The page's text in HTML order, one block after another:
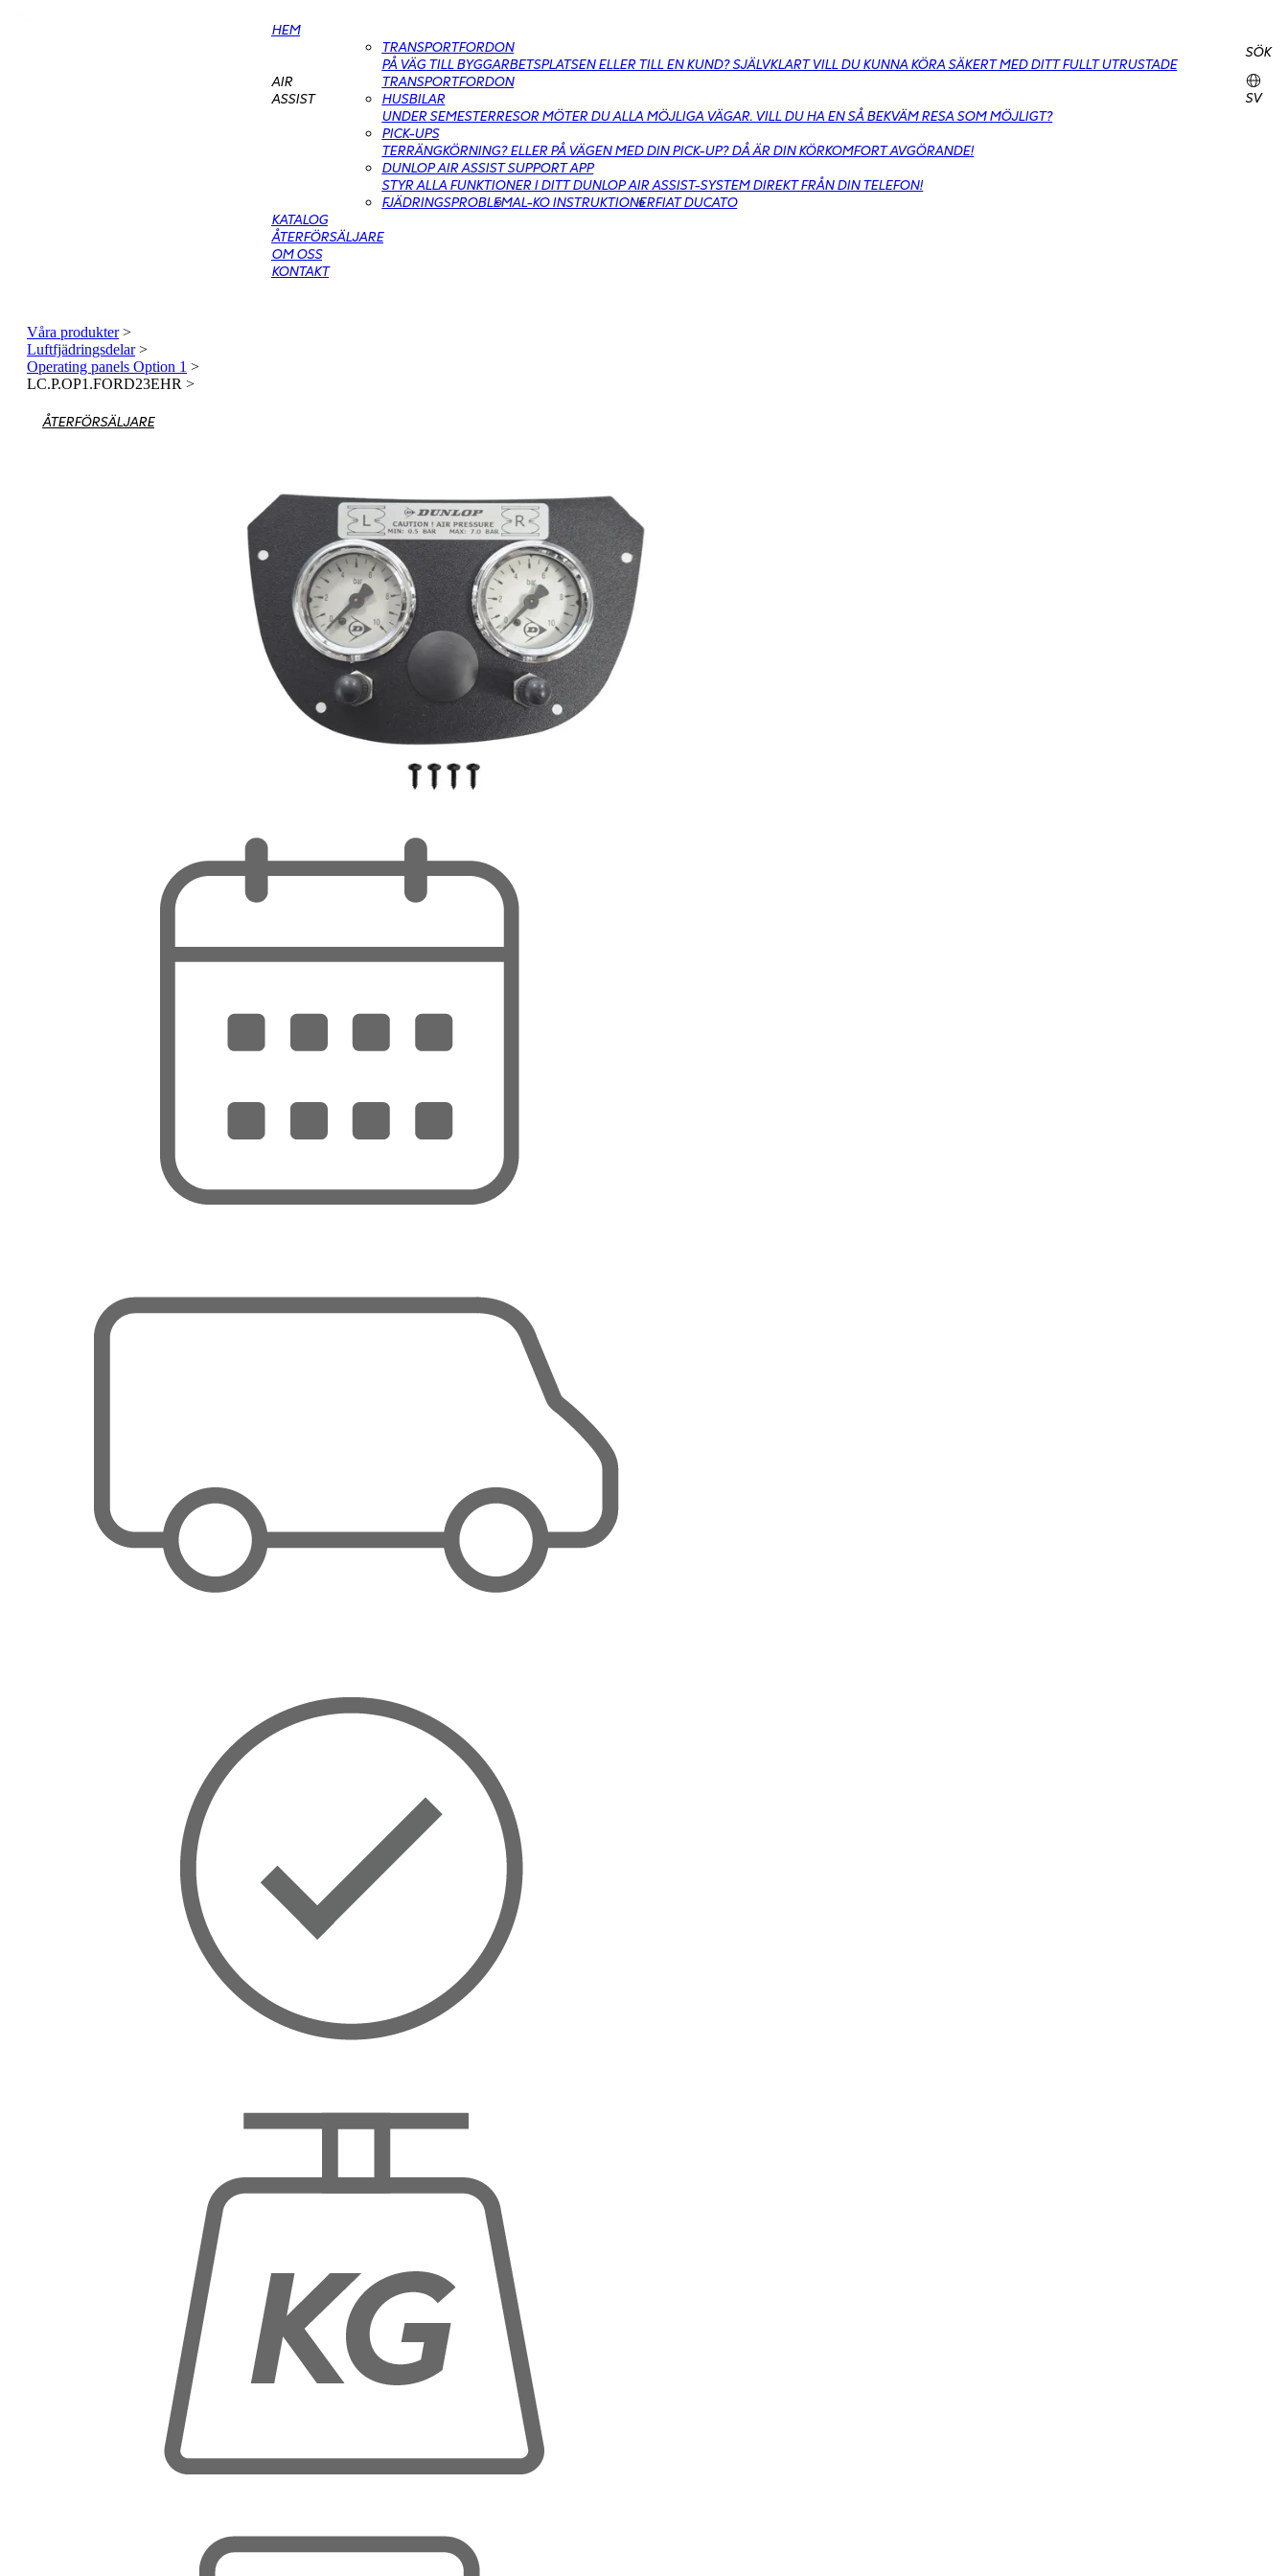
HEM
AIR
ASSIST
TRANSPORTFORDON
PÅ VÄG TILL BYGGARBETSPLATSEN ELLER TILL EN KUND? SJÄLVKLART VILL DU KUNNA KÖRA SÄKERT MED DITT FULLT UTRUSTADE
TRANSPORTFORDON
HUSBILAR
UNDER SEMESTERRESOR MÖTER DU ALLA MÖJLIGA VÄGAR. VILL DU HA EN SÅ BEKVÄM RESA SOM MÖJLIGT?
PICK-UPS
TERRÄNGKÖRNING? ELLER PÅ VÄGEN MED DIN PICK-UP? DÅ ÄR DIN KÖRKOMFORT AVGÖRANDE!
DUNLOP AIR ASSIST SUPPORT APP
STYR ALLA FUNKTIONER I DITT DUNLOP AIR ASSIST-SYSTEM DIREKT FRÅN DIN TELEFON!
FJÄDRINGSPROBLEMAL-KO INSTRUKTIONERFIAT DUCATO
KATALOG
ÅTERFÖRSÄLJARE
OM OSS
KONTAKT
SÖK
SV
Våra produkter>
Luftfjädringsdelar>
Operating panels Option 1 >
LC.P.OP1.FORD23EHR >
ÅTERFÖRSÄLJARE